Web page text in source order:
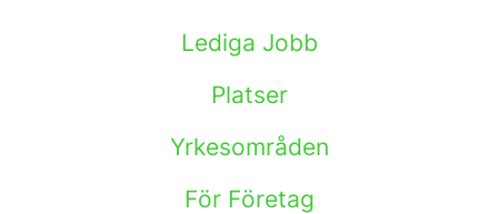
Lediga Jobb
Platser
Yrkesområden
För Företag